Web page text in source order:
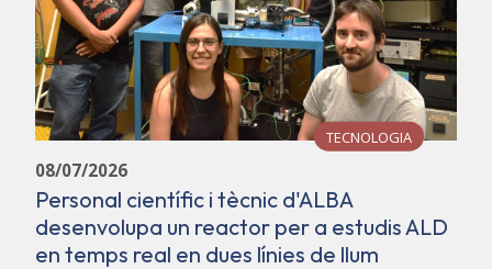
TECNOLOGIA
08/07/2026
Personal científic i tècnic d'ALBA
desenvolupa un reactor per a estudis ALD
en temps real en dues línies de llum